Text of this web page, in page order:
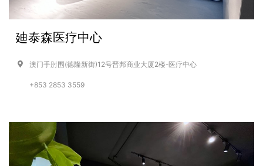
廸泰森医疗中心
澳门手肘围(德隆新街)12号晋邦商业大厦2楼-医疗中心
+853 2853 3559